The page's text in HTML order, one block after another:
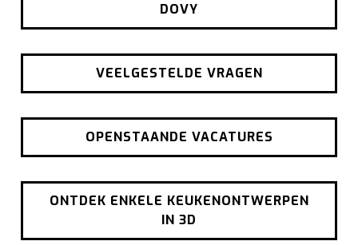
DOVY
VEELGESTELDE VRAGEN
OPENSTAANDE VACATURES
ONTDEK ENKELE KEUKENONTWERPEN
IN 3D